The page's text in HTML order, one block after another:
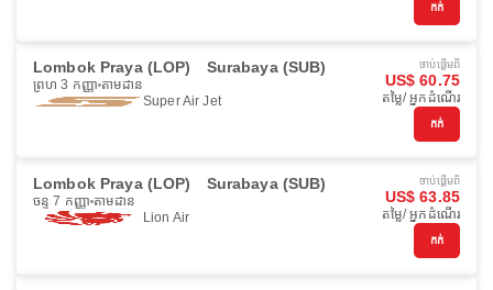
កក់
Lombok Praya (LOP) Surabaya (SUB)
ព្រហ 3 កញ្ញា តាមដាន
Super Air Jet
ចាប់ផ្ដើមពី
US$ 60.75
តម្លៃ/ អ្នកដំណើរ
កក់
Lombok Praya (LOP) Surabaya (SUB)
ចន្ទ 7 កញ្ញា តាមដាន
Lion Air
ចាប់ផ្ដើមពី
US$ 63.85
តម្លៃ/ អ្នកដំណើរ
កក់